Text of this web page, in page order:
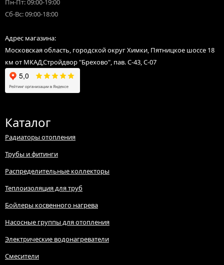
Пн-Пт: 09:00-19:00
Сб-Вс: 09:00-18:00
Адрес магазина:
Московская область, городской округ Химки, Пятницкое шоссе 18
км от МКАД,Стройдвор "Брехово", пав. С-43, С-07
Каталог
Радиаторы отопления
Трубы и фитинги
Распределительные коллекторы
Теплоизоляция для труб
Бойлеры косвенного нагрева
Насосные группы для отопления
Электрические водонагреватели
Смесители